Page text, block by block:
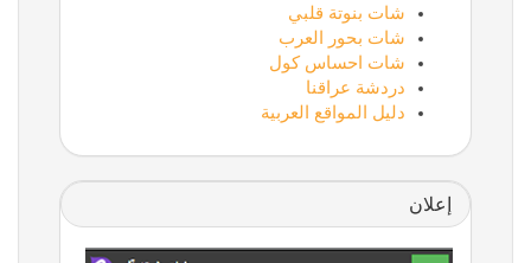
شات بنوتة قلبي
شات بحور العرب
شات احساس كول
دردشة عراقنا
دليل المواقع العربية
إعلان